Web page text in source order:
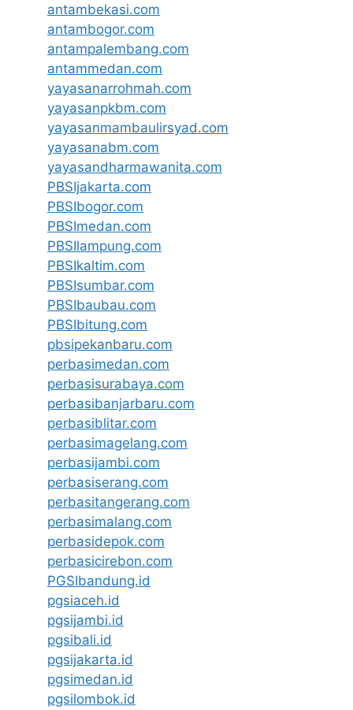
antambekasi.com
antambogor.com
antampalembang.com
antammedan.com
yayasanarrohmah.com
yayasanpkbm.com
yayasanmambaulirsyad.com
yayasanabm.com
yayasandharmawanita.com
PBSIjakarta.com
PBSIbogor.com
PBSImedan.com
PBSIlampung.com
PBSIkaltim.com
PBSIsumbar.com
PBSIbaubau.com
PBSIbitung.com
pbsipekanbaru.com
perbasimedan.com
perbasisurabaya.com
perbasibanjarbaru.com
perbasiblitar.com
perbasimagelang.com
perbasijambi.com
perbasiserang.com
perbasitangerang.com
perbasimalang.com
perbasidepok.com
perbasicirebon.com
PGSIbandung.id
pgsiaceh.id
pgsijambi.id
pgsibali.id
pgsijakarta.id
pgsimedan.id
pgsilombok.id